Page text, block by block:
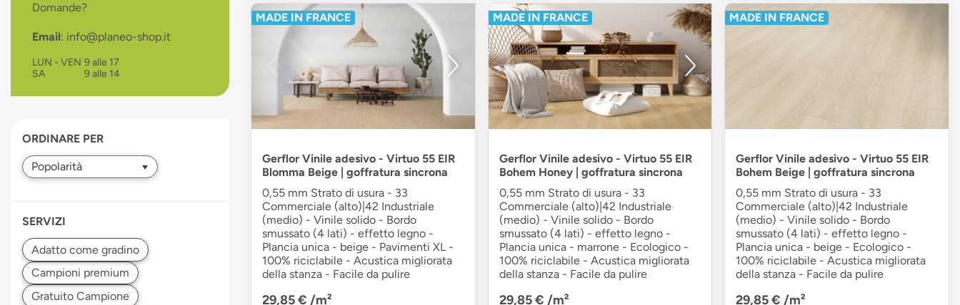
selected
gestures.
Domande?
Email: info@planeo-shop.it
LUN - VEN 9 alle 17
SA
9 alle 14
ORDINARE PER
SERVIZI
MADE IN FRANCE
Gerflor Vinile adesivo - Virtuo 55 EIR
Blomma Beige | goffratura sincrona
0,55 mm Strato di usura - 33
Commerciale (alto)|42 Industriale
(medio) - Vinile solido - Bordo
smussato (4 lati) - effetto legno -
Plancia unica - beige - Pavimenti XL -
100% riciclabile - Acustica migliorata
della stanza - Facile da pulire
29,85 € /m²
MADE IN FRANCE
Gerflor Vinile adesivo - Virtuo 55 EIR
Bohem Honey | goffratura sincrona
0,55 mm Strato di usura - 33
Commerciale (alto)|42 Industriale
(medio) - Vinile solido - Bordo
smussato (4 lati) - effetto legno -
Plancia unica - marrone - Ecologico -
100% riciclabile - Acustica migliorata
della stanza - Facile da pulire
29,85 € /m²
MADE IN FRANCE
Gerflor Vinile adesivo - Virtuo 55 EIR
Bohem Beige | goffratura sincrona
0,55 mm Strato di usura - 33
Commerciale (alto)|42 Industriale
(medio) - Vinile solido - Bordo
smussato (4 lati) - effetto legno -
Plancia unica - beige - Ecologico -
100% riciclabile - Acustica migliorata
della stanza - Facile da pulire
29,85 € /m²